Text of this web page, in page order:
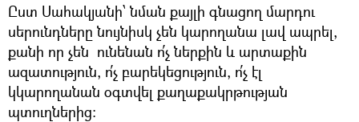
Ըստ Սահակյանի՝ նման քայլի գնացող մարդու
սերունդները նույնիսկ չեն կարողանա լավ ապրել,
քանի որ չեն ունենան ո՛չ ներքին և արտաքին
ազատություն, ո՛չ բարեկեցություն, ո՛չ էլ
կկարողանան օգտվել քաղաքակրթության
պտուղներից։